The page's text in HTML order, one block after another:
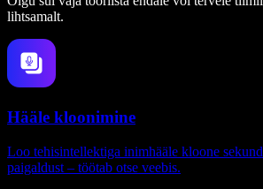
lihtsamalt.
Hääle kloonimine
Loo tehisintellektiga inimhääle kloone
paigaldust – töötab otse veebis.